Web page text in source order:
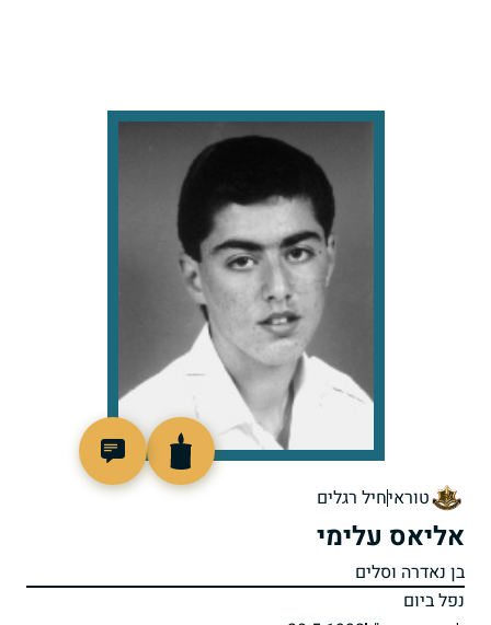
טוראיחיל רגלים
אליאס עלימי
בן נאדרה וסלים
נפל ביום